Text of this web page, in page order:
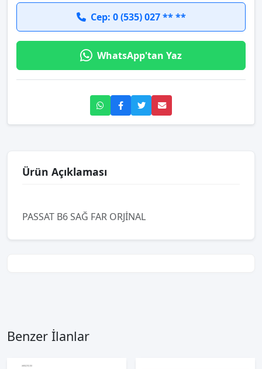
Cep: 0 (535) 027 ** **
WhatsApp'tan Yaz
Ürün Açıklaması
PASSAT B6 SAĞ FAR ORJİNAL
Benzer İlanlar